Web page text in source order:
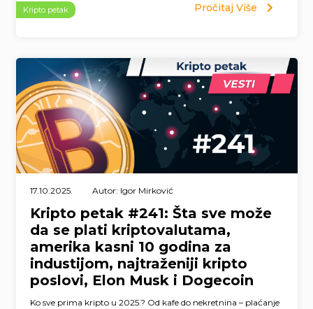
Kripto petak Pročitaj Više
17.10.2025. Autor: Igor Mirković
Kripto petak #241: Šta sve može
da se plati kriptovalutama,
amerika kasni 10 godina za
industijom, najtraženiji kripto
poslovi, Elon Musk i Dogecoin
Ko sve prima kripto u 2025.? Od kafe do nekretnina – plaćanje